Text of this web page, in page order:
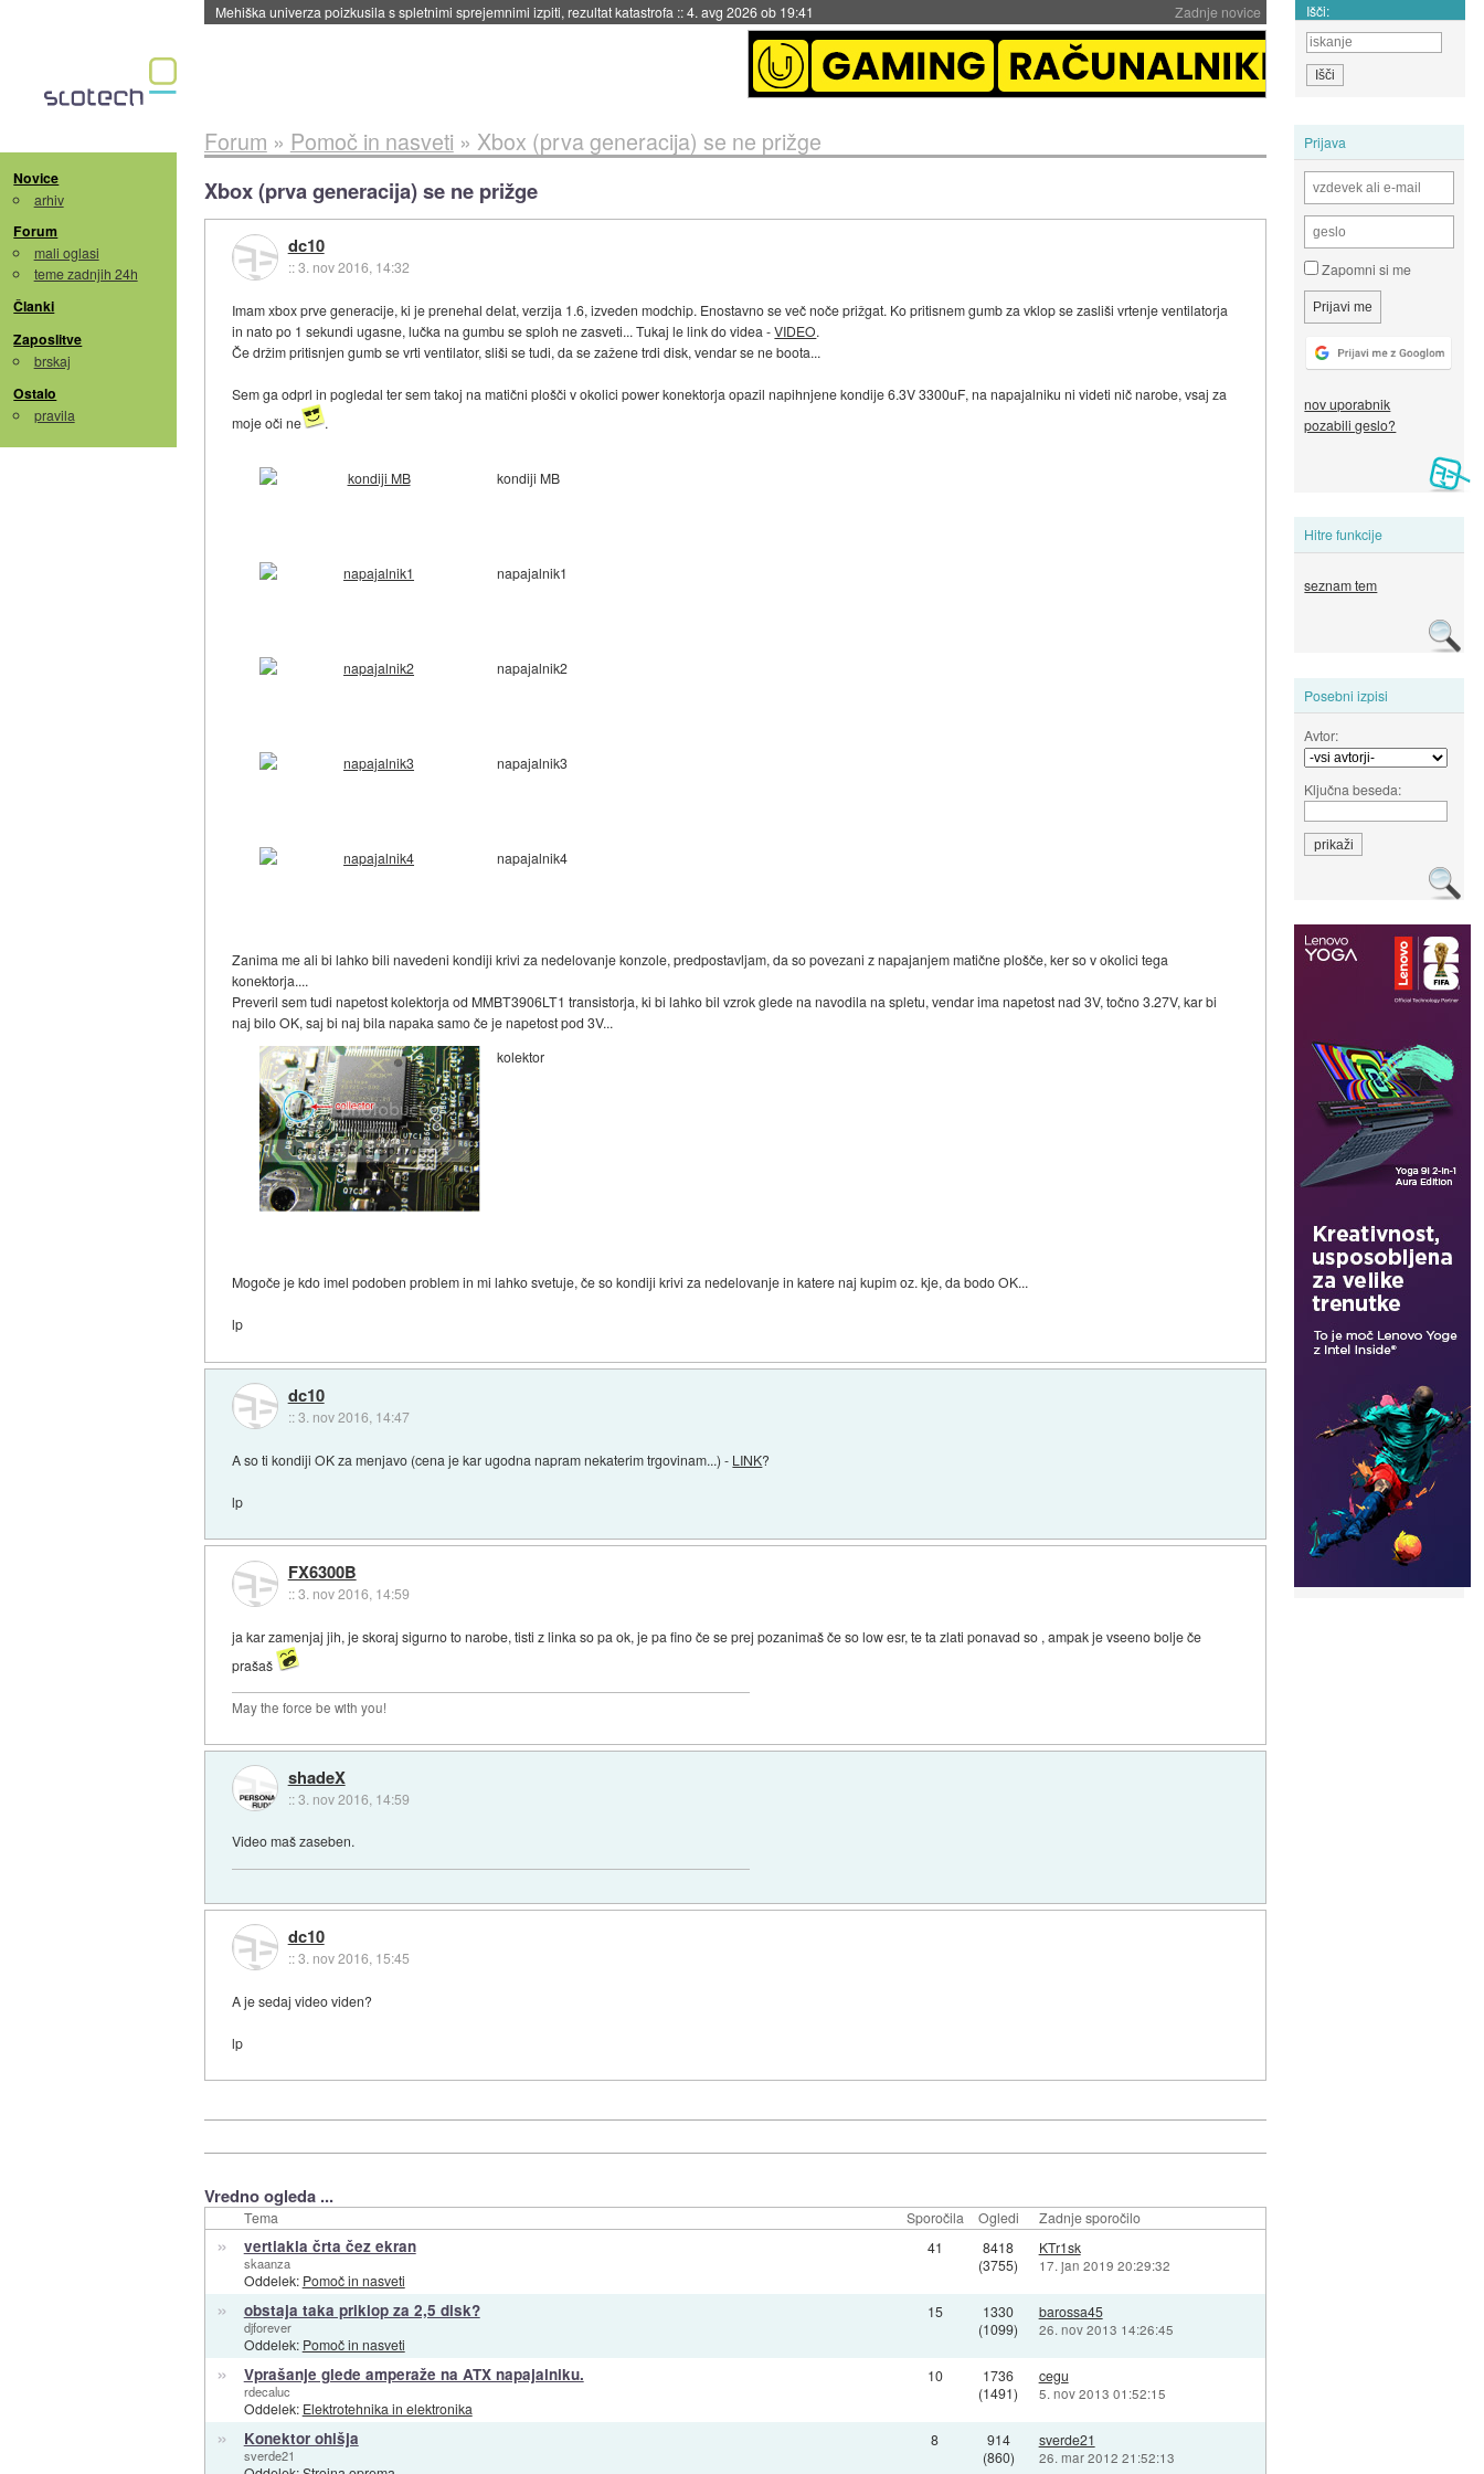
Zadnje novice
Mehiška univerza poizkusila s spletnimi sprejemnimi izpiti, rezultat katastrofa ::4. avg 2026 ob 19:41 Išči:
Novice
arhiv
Forum
mali oglasi
teme zadnjih 24h
Članki
Zaposlitve
brskaj
Ostalo
pravila
Prijava
Zapomni si me
nov uporabnik
pozabili geslo?
Hitre funkcije
seznam tem
Posebni izpisi
Avtor:
Ključna beseda:
Forum » Pomoč in nasveti » Xbox (prva generacija) se ne prižge
Xbox (prva generacija) se ne prižge
dc10
::3. nov 2016, 14:32
Imam xbox prve generacije, ki je prenehal delat, verzija 1.6, izveden modchip. Enostavno se več noče prižgat. Ko pritisnem gumb za vklop se zasliši vrtenje ventilatorja
in nato po 1 sekundi ugasne, lučka na gumbu se sploh ne zasveti... Tukaj le link do videa -VIDEO.
Če držim pritisnjen gumb se vrti ventilator, sliši se tudi, da se zažene trdi disk, vendar se ne boota...
Sem ga odprl in pogledal ter sem takoj na matični plošči v okolici power konektorja opazil napihnjene kondije 6.3V 3300uF, na napajalniku ni videti nič narobe, vsaj za
moje oči ne
.
kondiji MB
napajalnik1
napajalnik2
napajalnik3
napajalnik4
Zanima me ali bi lahko bili navedeni kondiji krivi za nedelovanje konzole, predpostavljam, da so povezani z napajanjem matične plošče, ker so v okolici tega
konektorja....
Preveril sem tudi napetost kolektorja od MMBT3906LT1 transistorja, ki bi lahko bil vzrok glede na navodila na spletu, vendar ima napetost nad 3V, točno 3.27V, kar bi
naj bilo OK, saj bi naj bila napaka samo če je napetost pod 3V...
kolektor
Mogoče je kdo imel podoben problem in mi lahko svetuje, če so kondiji krivi za nedelovanje in katere naj kupim oz. kje, da bodo OK...
lp
dc10
::3. nov 2016, 14:47
A so ti kondiji OK za menjavo (cena je kar ugodna napram nekaterim trgovinam...) - LINK?
lp
FX6300B
::3. nov 2016, 14:59
ja kar zamenjaj jih, je skoraj sigurno to narobe, tisti z linka so pa ok, je pa fino če se prej pozanimaš če so low esr, te ta zlati ponavad so , ampak je vseeno bolje če
prašaš
May the force be with you!
shadeX
::3. nov 2016, 14:59
Video maš zaseben.
dc10
::3. nov 2016, 15:45
A je sedaj video viden?
lp
Vredno ogleda ...
Tema Sporočila Ogledi Zadnje sporočilo
» vertiakla črta čez ekran
skaanza
Oddelek: Pomoč in nasveti
41
8418
(3755)
KTr1sk
17. jan 2019 20:29:32
» obstaja taka priklop za 2,5 disk?
djforever
Oddelek: Pomoč in nasveti
15
1330
(1099)
barossa45
26. nov 2013 14:26:45
» Vprašanje glede amperaže na ATX napajalniku.
rdecaluc
Oddelek: Elektrotehnika in elektronika
10
1736
(1491)
cegu
5. nov 2013 01:52:15
» Konektor ohišja
sverde21
8
914
(860)
sverde21
26. mar 2012 21:52:13